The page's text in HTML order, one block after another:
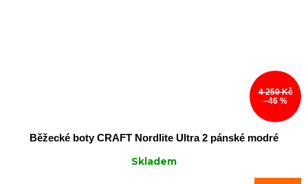
4 250 Kč
–46 %
Běžecké boty CRAFT Nordlite Ultra 2 pánské modré
Skladem